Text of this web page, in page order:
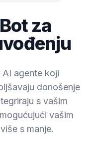
za
AI agente koji
donošenje
s vašim
vašim
s manje.